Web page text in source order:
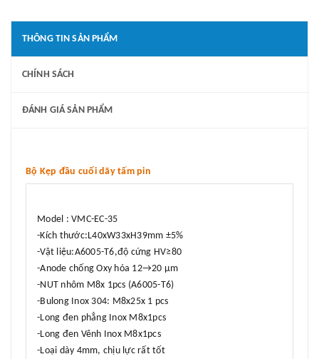
THÔNG TIN SẢN PHẨM
CHÍNH SÁCH
ĐÁNH GIÁ SẢN PHẨM
Bộ Kẹp đầu cuối dãy tấm pin
Model : VMC-EC-35
-Kích thước:L40xW33xH39mm ±5%
-Vật liệu:A6005-T6,độ cứng HV≥80
-Anode chống Oxy hóa 12→20 µm
-NUT nhôm M8x 1pcs (A6005-T6)
-Bulong Inox 304: M8x25x 1 pcs
-Long đen phẳng Inox M8x1pcs
-Long đen Vênh Inox M8x1pcs
-Loại dày 4mm, chịu lực rất tốt